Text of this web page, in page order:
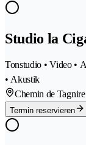
Studio la
Tonstudio • Video •
• Akustik
Chemin de
Termin reservieren